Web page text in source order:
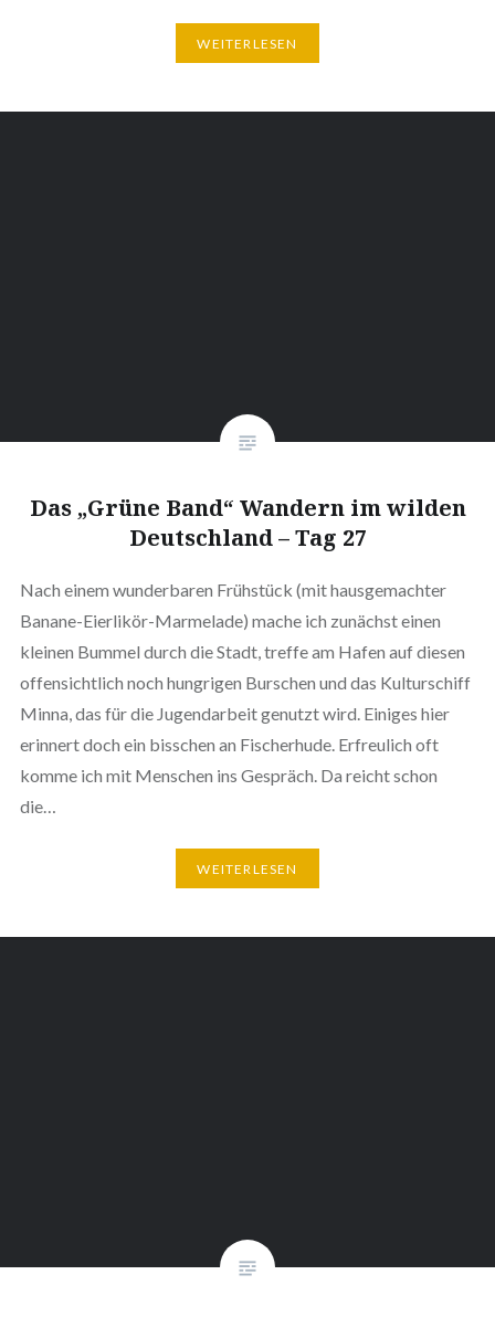
WEITERLESEN
Das „Grüne Band“ Wandern im wilden
Deutschland – Tag 27
Nach einem wunderbaren Frühstück (mit hausgemachter
Banane-Eierlikör-Marmelade) mache ich zunächst einen
kleinen Bummel durch die Stadt, treffe am Hafen auf diesen
offensichtlich noch hungrigen Burschen und das Kulturschiff
Minna, das für die Jugendarbeit genutzt wird. Einiges hier
erinnert doch ein bisschen an Fischerhude. Erfreulich oft
komme ich mit Menschen ins Gespräch. Da reicht schon
die…
WEITERLESEN